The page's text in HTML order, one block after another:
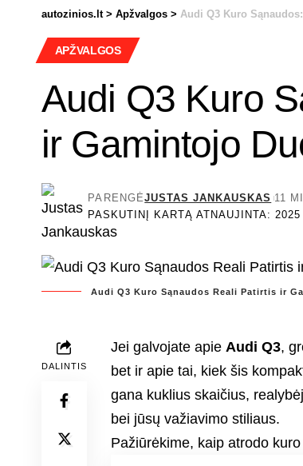
autozinios.lt> Apžvalgos > Audi Q3 Kuro
APŽVALGOS
Audi Q3 Kuro
ir Gamintojo
PASKUTINĮ KARTĄ ATNAUJINTA:
PARENGĖJUSTAS JANKAUSKAS 11
Audi Q3 Kuro Sąnaudos Reali Patirtis ir
DALINTIS
Jei galvojate apie Audi Q3,
bet ir apie tai, kiek šis
gana kuklius skaičius,
bei jūsų važiavimo stiliaus.
Pažiūrėkime, kaip atrodo